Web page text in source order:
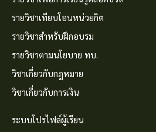
รายวิชาเทียบโอนหน่วยกิต
รายวิชาสำหรับฝึกอบรม
รายวิชาตามนโยบาย ทบ.
วิชาเกี่ยวกับกฎหมาย
วิชาเกี่ยวกับการเงิน
ระบบโปรไฟล์ผู้เรียน